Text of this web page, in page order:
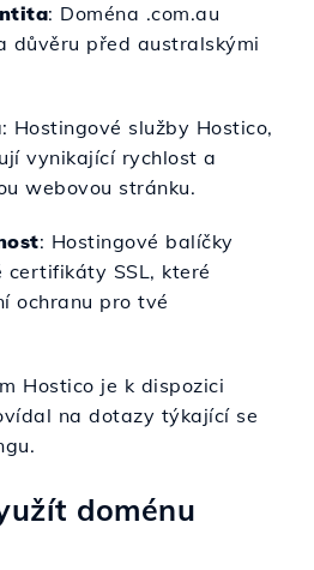
: Doména .com.au
důvěru před australskými
: Hostingové služby Hostico,
vynikající rychlost a
webovou stránku.
: Hostingové balíčky
certifikáty SSL, které
ochranu pro tvé
Hostico je k dispozici
na dotazy týkající se
doménu